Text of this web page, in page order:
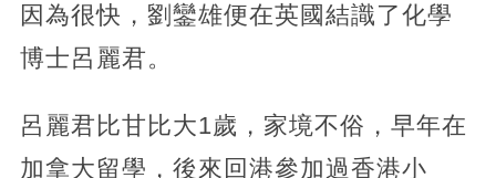
因為很快，劉鑾雄便在英國結識了化學
博士呂麗君。
呂麗君比甘比大1歲，家境不俗，早年在
加拿大留學，後來回港參加過香港小